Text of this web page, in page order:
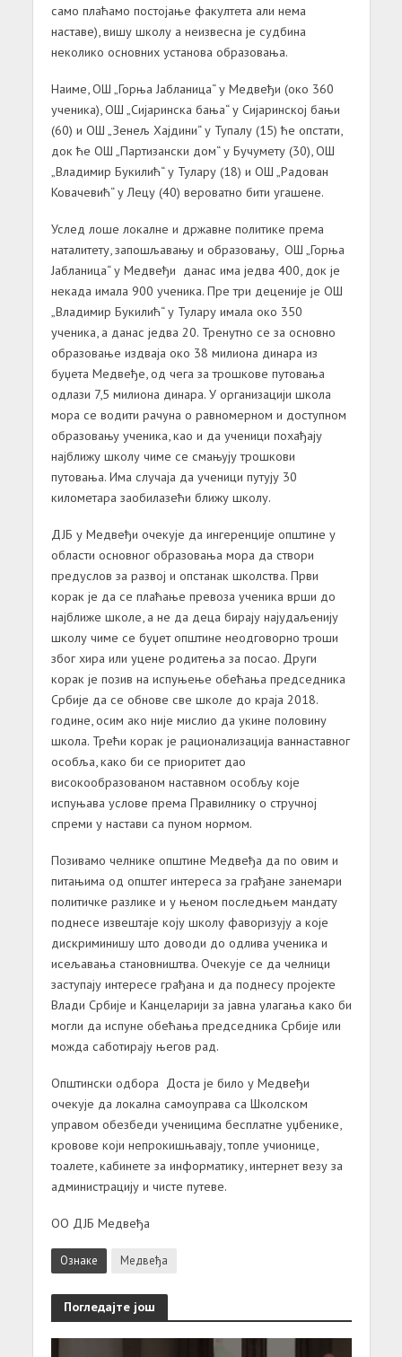
само плаћамо постојање факултета али нема
наставе), вишу школу а неизвесна је судбина
неколико основних установа образовања.
Наиме, ОШ „Горња Јабланица“ у Медвеђи (око 360
ученика), ОШ „Сијаринска бања“ у Сијаринској бањи
(60) и ОШ „Зенељ Хајдини“ у Тупалу (15) ће опстати,
док ће ОШ „Партизански дом“ у Бучумету (30), ОШ
„Владимир Букилић“ у Тулару (18) и ОШ „Радован
Ковачевић“ у Лецу (40) вероватно бити угашене.
Услед лоше локалне и државне политике према
наталитету, запошљавању и образовању, ОШ „Горња
Јабланица“ у Медвеђи данас има једва 400, док је
некада имала 900 ученика. Пре три деценије је ОШ
„Владимир Букилић“ у Тулару имала око 350
ученика, а данас једва 20. Тренутно се за основно
образовање издваја око 38 милиона динара из
буџета Медвеђе, од чега за трошкове путовања
одлази 7,5 милиона динара. У организацији школа
мора се водити рачуна о равномерном и доступном
образовању ученика, као и да ученици похађају
најближу школу чиме се смањују трошкови
путовања. Има случаја да ученици путују 30
километара заобилазећи ближу школу.
ДЈБ у Медвеђи очекује да ингеренције општине у
области основног образовања мора да створи
предуслов за развој и опстанак школства. Први
корак је да се плаћање превоза ученика врши до
најближе школе, а не да деца бирају најудаљенију
школу чиме се буџет општине неодговорно троши
због хира или уцене родитења за посао. Други
корак је позив на испуњење обећања председника
Србије да се обнове све школе до краја 2018.
године, осим ако није мислио да укине половину
школа. Трећи корак је рационализација ваннаставног
особља, како би се приоритет дао
високообразованом наставном особљу које
испуњава услове према Правилнику о стручној
спреми у настави са пуном нормом.
Позивамо челнике општине Медвеђа да по овим и
питањима од општег интереса за грађане занемари
политичке разлике и у њеном последњем мандату
поднесе извештаје коју школу фаворизују а које
дискриминишу што доводи до одлива ученика и
исељавања становништва. Очекује се да челници
заступају интересе грађана и да поднесу пројекте
Влади Србије и Канцеларији за јавна улагања како би
могли да испуне обећања председника Србије или
можда саботирају његов рад.
Општински одбора Доста је било у Медвеђи
очекује да локална самоуправа са Школском
управом обезбеди ученицима бесплатне уџбенике,
кровове који непрокишњавају, топле учионице,
тоалете, кабинете за информатику, интернет везу за
администрацију и чисте путеве.
ОО ДЈБ Медвеђа
Ознаке Медвеђа
Погледајте још